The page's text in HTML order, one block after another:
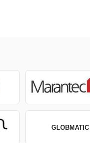
GLOBMATIC